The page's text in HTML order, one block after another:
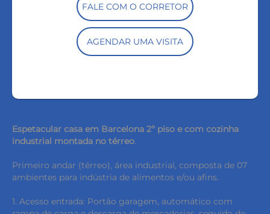
FALE COM O CORRETOR
AGENDAR UMA VISITA
Espetacular casa em Barcelona 2º piso e com cozinha
industrial montada no térreo.
Primeiro andar (térreo), área industrial, composta de 07
ambientes para indústria de alimentos e/ou afins.
1. Acesso entrada: Portão garagem, automático com